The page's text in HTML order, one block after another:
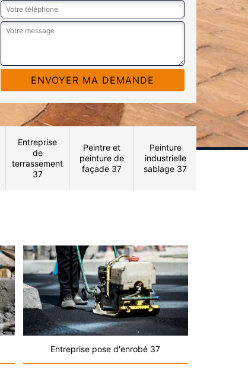
Entreprise
de
terrassement
37
Peintre et
peinture de
façade 37
Peinture
industrielle
sablage 37
Entreprise pose d'enrobé 37